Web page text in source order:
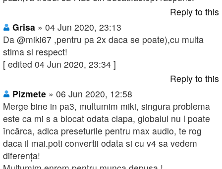
Reply to this
Grisa » 04 Jun 2020, 23:13
Da @miki67 ,pentru pa 2x daca se poate),cu multa
stima si respect!
[ edited 04 Jun 2020, 23:34 ]
Reply to this
Pizmete » 06 Jun 2020, 12:58
Merge bine in pa3, multumim miki, singura problema
este ca mi s a blocat odata clapa, globalul nu l poate
încărca, adica preseturile pentru max audio, te rog
daca il mai.poti convertii odata si cu v4 sa vedem
diferența!